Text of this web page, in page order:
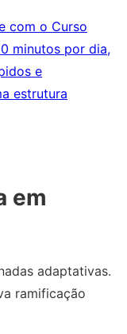
com o Curso
minutos por dia,
e
estrutura
em
adaptativas.
ramificação